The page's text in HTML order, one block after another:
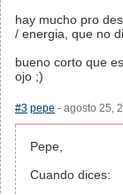
hay mucho pro
/ energia, que no
bueno corto que
ojo ;)
#3 pepe - agosto 25,
Pepe,
Cuando dices: